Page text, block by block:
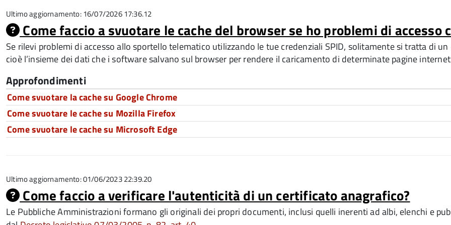
Ultimo aggiornamento: 16/07/2026 17:36.12
Come faccio a svuotare le cache del browser se ho problemi di accesso
Se rilevi problemi di accesso allo sportello telematico utilizzando le tue credenziali SPID, solitamente si tratta di
cioè l’insieme dei dati che i software salvano sul browser per rendere il caricamento di determinate pagine
Approfondimenti
Come svuotare la cache su Google Chrome
Come svuotare le cache su Mozilla Firefox
Come svuotare le cache su Microsoft Edge
Ultimo aggiornamento: 01/06/2023 22:39.20
Come faccio a verificare l'autenticità di un certificato anagrafico?
Le Pubbliche Amministrazioni formano gli originali dei propri documenti, inclusi quelli inerenti ad albi, elenchi e